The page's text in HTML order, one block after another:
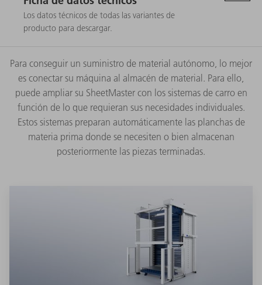
Los datos técnicos de todas las variantes de
producto para descargar.
Para conseguir un suministro de material autónomo, lo mejor
es conectar su máquina al almacén de material. Para ello,
puede ampliar su SheetMaster con los sistemas de carro en
función de lo que requieran sus necesidades individuales.
Estos sistemas preparan automáticamente las planchas de
materia prima donde se necesiten o bien almacenan
posteriormente las piezas terminadas.